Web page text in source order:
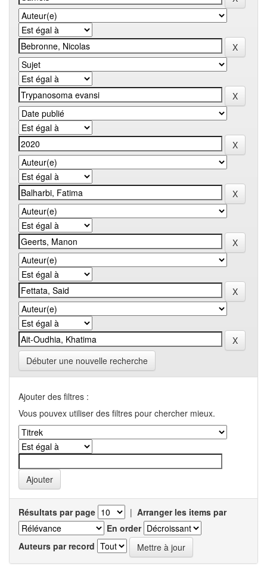
Débuter une nouvelle recherche
Ajouter des filtres :
Vous pouvex utiliser des filtres pour chercher mieux.
Résultats par page | Arranger les items par
En order
Auteurs par record